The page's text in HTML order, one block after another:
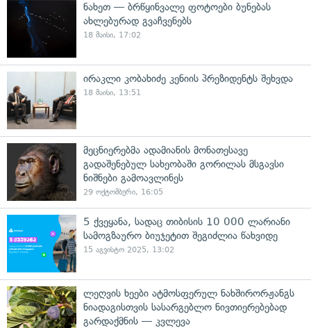
ნახეთ — ბრწყინვალე ფოტოები ბუნებას
ახლებურად გვაჩვენებს
18 მაისი, 17:02
ირაკლი კობახიძე კენიის პრეზიდენტს შეხვდა
18 მაისი, 13:51
მეცნიერებმა ადამიანის მონათესავე
გადაშენებულ სახეობაში გორილას მსგავსი
ნიშნები გამოავლინეს
29 ოქტომბერი, 16:05
5 ქვეყანა, სადაც თიბისის 10 000 ლარიანი
სამოგზაურო ბიუჯეტით შეგიძლია წახვიდე
15 აგვისტო 2025, 13:02
ლეღვის ხეები ატმოსფერულ ნახშირორჟანგს
ნიადაგისთვის სასარგებლო ნივთიერებებად
გარდაქმნის — კვლევა